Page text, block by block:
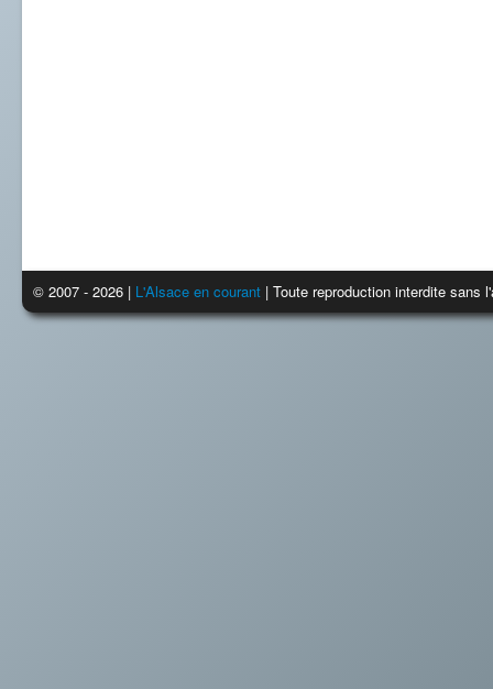
© 2007 - 2026 | L'Alsace en courant | Toute reproduction interdite sans